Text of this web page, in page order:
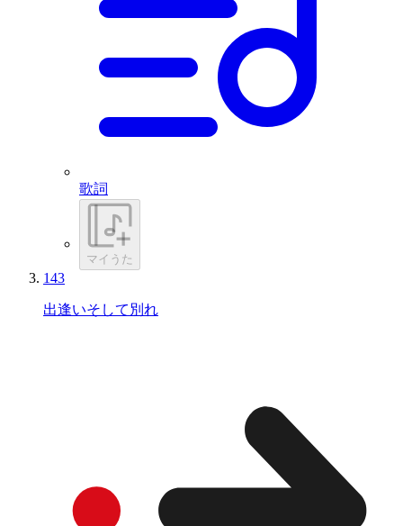
歌詞
マイうた
143
出逢いそして別れ